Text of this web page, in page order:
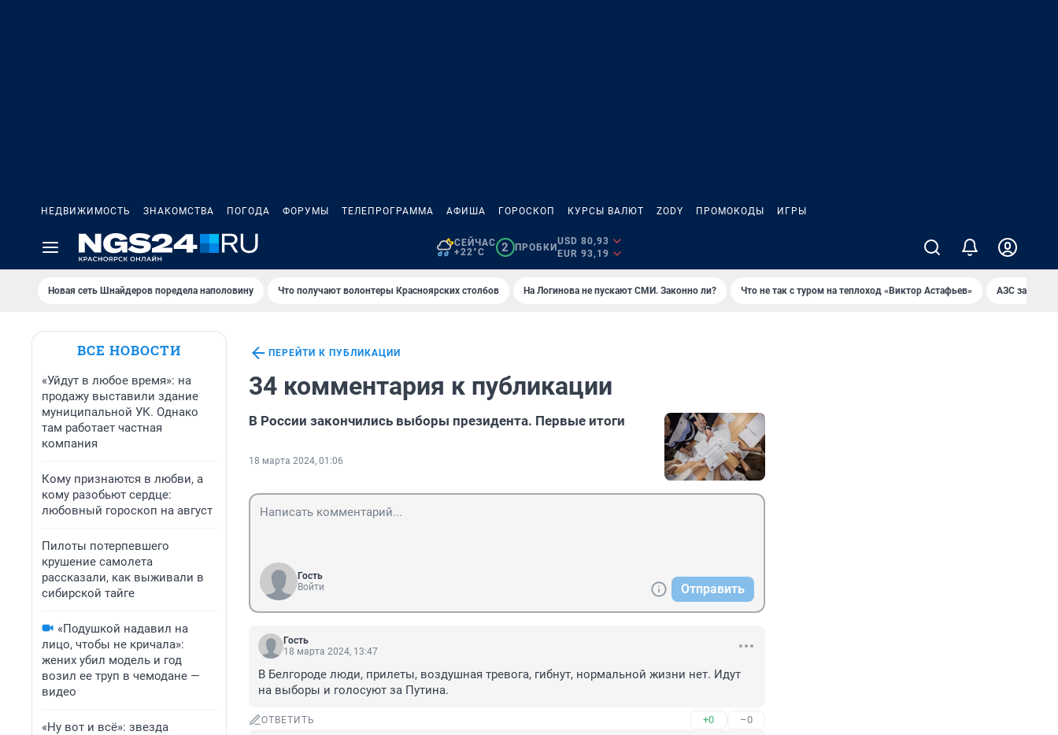
НЕДВИЖИМОСТЬ ЗНАКОМСТВА ПОГОДА ФОРУМЫ ТЕЛЕПРОГРАММА АФИША ГОРОСКОП КУРСЫ ВАЛЮТ ZODY ПРОМОКОДЫ ИГРЫ
СЕЙЧАС
+22°C
2 ПРОБКИ
USD 80,93
EUR 93,19
Новая сеть Шнайдеров поредела наполовину Что получают волонтеры Красноярских столбов На Логинова не пускают СМИ. Законно ли? Что не так с туром на теплоход «Виктор Астафьев» AЗС
ВСЕ НОВОСТИ
«Уйдут в любое время»: на
продажу выставили здание
муниципальной УК. Однако
там работает частная
компания
Кому признаются в любви, а
кому разобьют сердце:
любовный гороскоп на август
Пилоты потерпевшего
крушение самолета
рассказали, как выживали в
сибирской тайге
«Подушкой надавил на
лицо, чтобы не кричала»:
жених убил модель и год
возил ее труп в чемодане —
видео
«Ну вот и всё»: звезда
ПЕРЕЙТИ К ПУБЛИКАЦИИ
34 комментария к публикации
В России закончились выборы президента. Первые итоги
18 марта 2024, 01:06
Гость
Войти
Отправить
Гость
18 марта 2024, 13:47
В Белгороде люди, прилеты, воздушная тревога, гибнут, нормальной жизни нет. Идут
на выборы и голосуют за Путина.
ОТВЕТИТЬ +0 –0